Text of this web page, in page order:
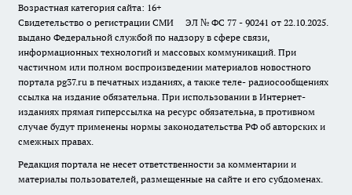
Возрастная категория сайта: 16+
Свидетельство о регистрации СМИ ЭЛ № ФС 77 - 90241 от 22.10.2025.
выдано Федеральной службой по надзору в сфере связи,
информационных технологий и массовых коммуникаций. При
частичном или полном воспроизведении материалов новостного
портала pg37.ru в печатных изданиях, а также теле- радиосообщениях
ссылка на издание обязательна. При использовании в Интернет-
изданиях прямая гиперссылка на ресурс обязательна, в противном
случае будут применены нормы законодательства РФ об авторских и
смежных правах.
Редакция портала не несет ответственности за комментарии и
материалы пользователей, размещенные на сайте и его субдоменах.